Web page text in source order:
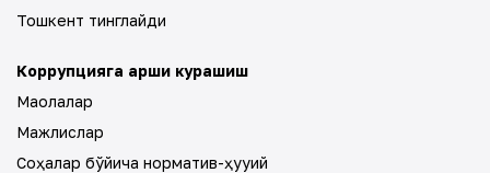
Тошкент тинглайди
Коррупцияга қарши курашиш
Мақолалар
Мажлислар
Соҳалар бўйича норматив-ҳуқуқий